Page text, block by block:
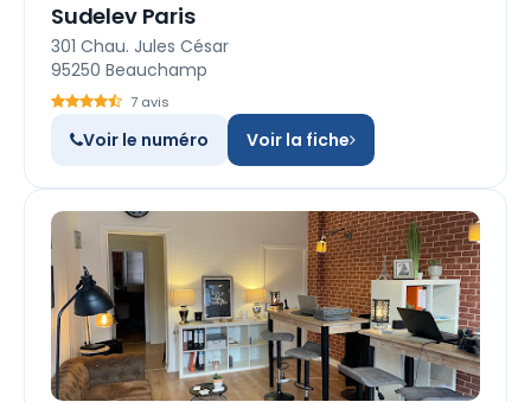
Sudelev Paris
301 Chau. Jules César
95250 Beauchamp
7 avis
Voir le numéro Voir la fiche